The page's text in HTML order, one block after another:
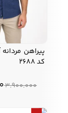
کد 2688
3,900,000